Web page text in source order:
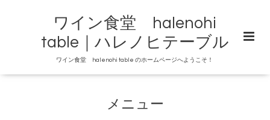
ワイン食堂 halenohi
table｜ハレノヒテーブル
ワイン食堂 halenohi table のホームページへようこそ！
メニュー